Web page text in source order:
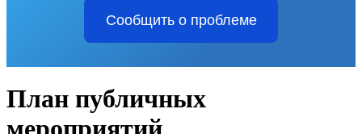
Сообщить о проблеме
План публичных